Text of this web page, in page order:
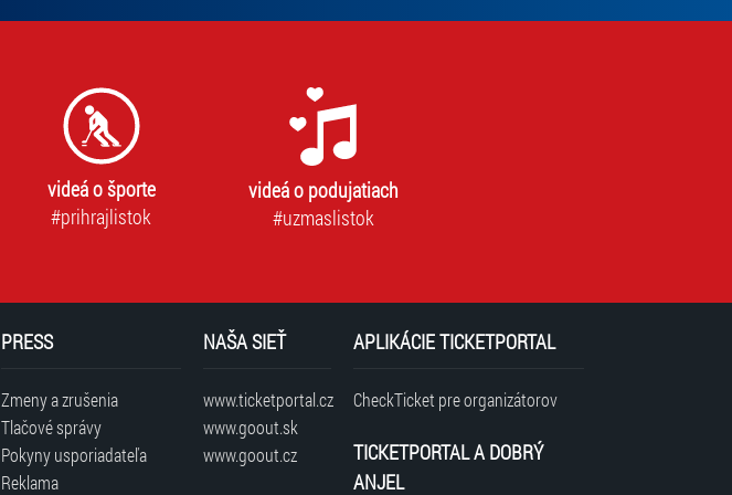
súhlasu
možné
vás
prihlásiť
videá o športe
#prihrajlistok
videá o podujatiach
#uzmaslistok
PRESS
Zmeny a zrušenia
Tlačové správy
Pokyny usporiadateľa
Reklama
NAŠA SIEŤ
www.ticketportal.cz
www.goout.sk
www.goout.cz
APLIKÁCIE TICKETPORTAL
CheckTicket pre organizátorov
TICKETPORTAL A DOBRÝ
ANJEL